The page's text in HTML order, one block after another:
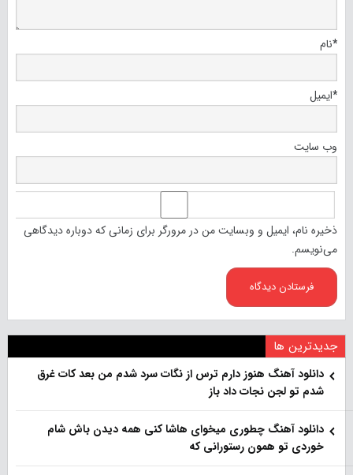
نام*
ایمیل*
وب‌ سایت
ذخیره نام، ایمیل و وبسایت من در مرورگر برای زمانی که دوباره دیدگاهی
می‌نویسم.
جدیدترین ها
دانلود آهنگ هنو‌ز دارم ترس از نگات سرد شدم من بعد کات غرق
شدم تو لجن نجات داد باز
دانلود آهنگ چطوری میخوای هاشا کنی همه دیدن باش شام
خوردی تو همون رستورانی که